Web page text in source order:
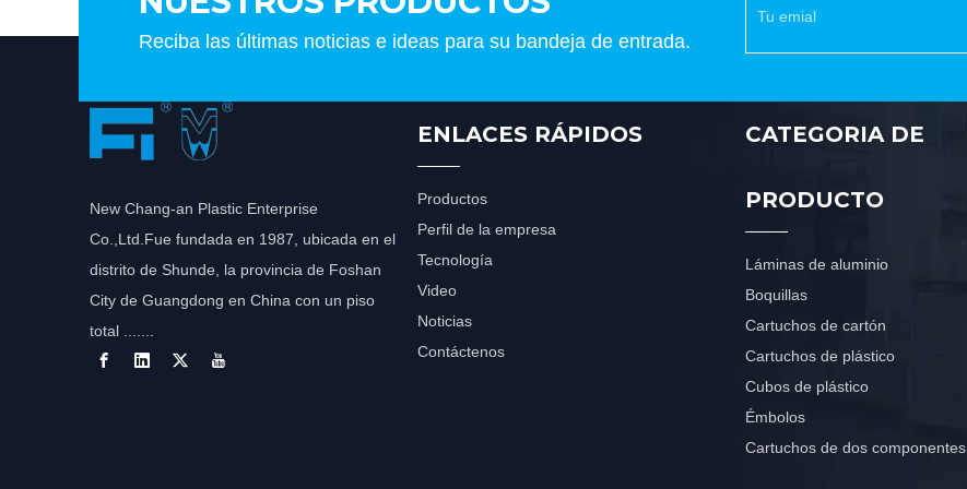
Reciba las últimas noticias e ideas para su bandeja de entrada.
New Chang-an Plastic Enterprise
Co.,Ltd.Fue fundada en 1987, ubicada en el
distrito de Shunde, la provincia de Foshan
City de Guangdong en China con un piso
total .......
ENLACES RÁPIDOS
Productos
Perfil de la empresa
Tecnología
Video
Noticias
Contáctenos
CATEGORIA DE
PRODUCTO
Láminas de aluminio
Boquillas
Cartuchos de cartón
Cartuchos de plástico
Cubos de plástico
Émbolos
Cartuchos de dos componentes